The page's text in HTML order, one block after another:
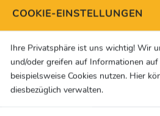
übersteigerte Kommerzialisierung
gemeinsamen Studie des
der Universität Würzburg und des
Meinungsforschungsinstituts
wachsende Desinteresse der
es gibt noch zahlreiche weitere
COOKIE-EINSTELLUNGEN
Ihre Privatsphäre ist uns wichtig! Wir
und/oder greifen auf Informationen
beispielsweise Cookies nutzen. Hier
diesbezüglich verwalten.